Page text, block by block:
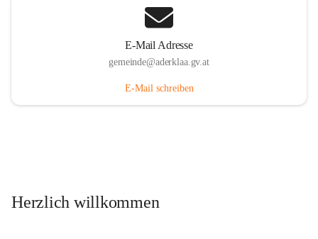
E-Mail Adresse
gemeinde@aderklaa.gv.at
E-Mail schreiben
Herzlich willkommen